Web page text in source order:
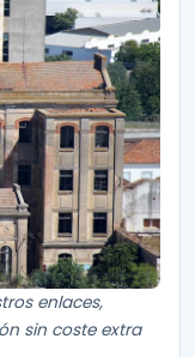
enlaces,
sin coste extra